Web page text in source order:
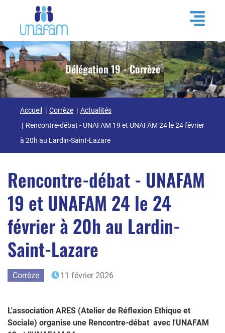
Délégation 19 - Corrèze
Accueil Corrèze
Actualités
Rencontre-débat - UNAFAM 19 et UNAFAM 24 le 24 février
à 20h au Lardin-Saint-Lazare
Rencontre-débat - UNAFAM
19 et UNAFAM 24 le 24
février à 20h au Lardin-
Saint-Lazare
Corrèze 11 février 2026
L'association ARES (Atelier de Réflexion Ethique et
Sociale) organise une Rencontre-débat avec l'UNAFAM